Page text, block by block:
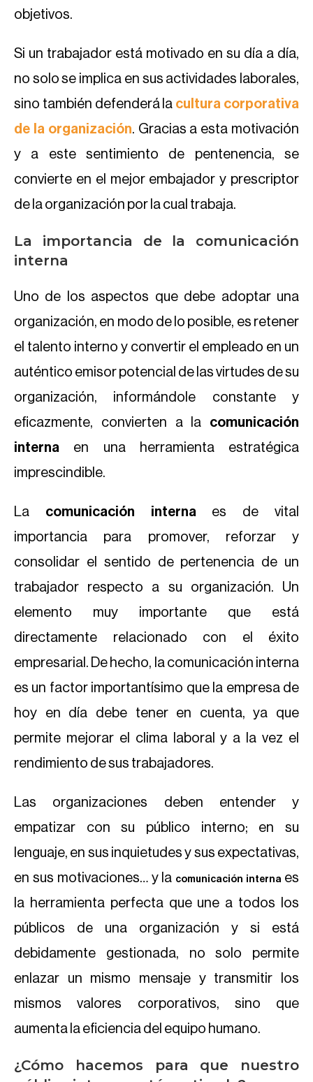
objetivos.
Si un trabajador está motivado en su día a día,
no solo se implica en sus actividades laborales,
sino también defenderá la cultura corporativa
de la organización. Gracias a esta motivación
y a este sentimiento de pentenencia, se
convierte en el mejor embajador y prescriptor
de la organización por la cual trabaja.
La importancia de la comunicación
interna
Uno de los aspectos que debe adoptar una
organización, en modo de lo posible, es retener
el talento interno y convertir el empleado en un
auténtico emisor potencial de las virtudes de su
organización, informándole constante y
eficazmente, convierten a la comunicación
interna en una herramienta estratégica
imprescindible.
La comunicación internaes de vital
importancia para promover, reforzar y
consolidar el sentido de pertenencia de un
trabajador respecto a su organización. Un
elemento muy importante que está
directamente relacionado con el éxito
empresarial. De hecho, la comunicación interna
es un factor importantísimo que la empresa de
hoy en día debe tener en cuenta, ya que
permite mejorar el clima laboral y a la vez el
rendimiento de sus trabajadores.
Las organizaciones deben entender y
empatizar con su público interno; en su
lenguaje, en sus inquietudes y sus expectativas,
en sus motivaciones… y la comunicación interna es
la herramienta perfecta que une a todos los
públicos de una organización y si está
debidamente gestionada, no solo permite
enlazar un mismo mensaje y transmitir los
mismos valores corporativos, sino que
aumenta la eficiencia del equipo humano.
¿Cómo hacemos para que nuestro